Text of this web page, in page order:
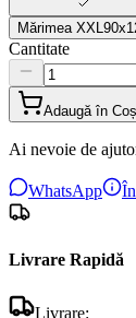
Mărimea XXL
Cantitate
Adaugă în Coș
Ai nevoie de
WhatsApp
Livrare Rapidă
Livrare: